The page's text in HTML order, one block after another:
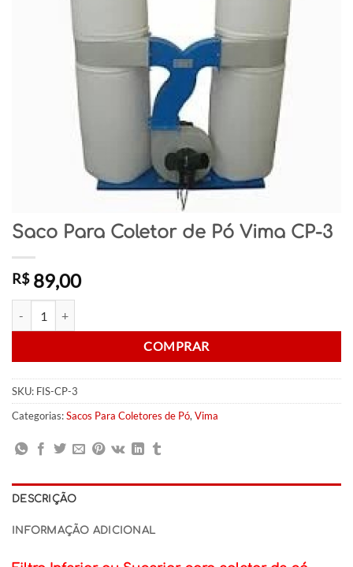
Saco Para Coletor de Pó Vima CP-3
R$89,00
COMPRAR
SKU: FIS-CP-3
Categorias:Sacos Para Coletores de Pó, Vima
DESCRIÇÃO
INFORMAÇÃO ADICIONAL